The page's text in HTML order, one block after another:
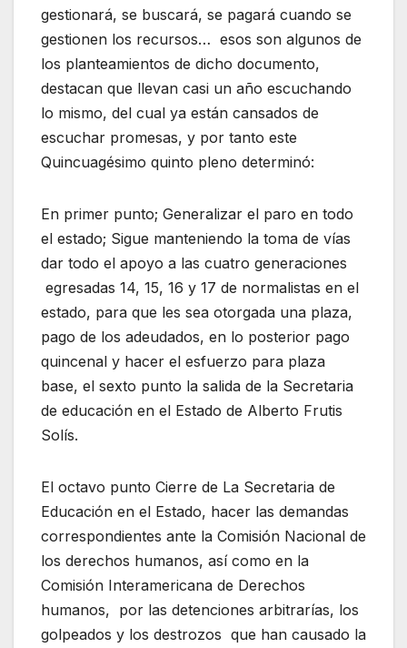
gestionará, se buscará, se pagará cuando se
gestionen los recursos… esos son algunos de
los planteamientos de dicho documento,
destacan que llevan casi un año escuchando
lo mismo, del cual ya están cansados de
escuchar promesas, y por tanto este
Quincuagésimo quinto pleno determinó:
En primer punto; Generalizar el paro en todo
el estado; Sigue manteniendo la toma de vías
dar todo el apoyo a las cuatro generaciones
egresadas 14, 15, 16 y 17 de normalistas en el
estado, para que les sea otorgada una plaza,
pago de los adeudados, en lo posterior pago
quincenal y hacer el esfuerzo para plaza
base, el sexto punto la salida de la Secretaria
de educación en el Estado de Alberto Frutis
Solís.
El octavo punto Cierre de La Secretaria de
Educación en el Estado, hacer las demandas
correspondientes ante la Comisión Nacional de
los derechos humanos, así como en la
Comisión Interamericana de Derechos
humanos, por las detenciones arbitrarías, los
golpeados y los destrozos que han causado la